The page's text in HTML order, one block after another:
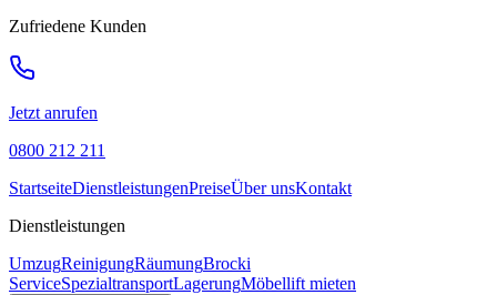
Zufriedene Kunden
Jetzt anrufen
0800 212 211
StartseiteDienstleistungenPreiseÜber unsKontakt
Dienstleistungen
UmzugReinigungRäumungBrocki
ServiceSpezialtransportLagerungMöbellift mieten